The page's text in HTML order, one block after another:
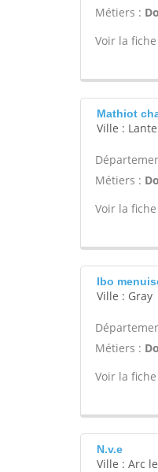
Métiers :
Voir la
Mathiot
Ville :
Métiers :
Voir la
Ibo
Ville : Gray
Métiers :
Voir la
N.v.e
Ville : Arc